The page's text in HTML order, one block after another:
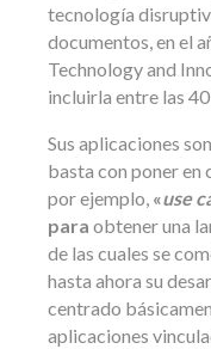
tecnología
documentos, en el
Technology and
incluirla entre las
Sus aplicaciones
basta con poner en
por ejemplo, «use
para obtener una
de las cuales se
hasta ahora su
centrado
aplicaciones